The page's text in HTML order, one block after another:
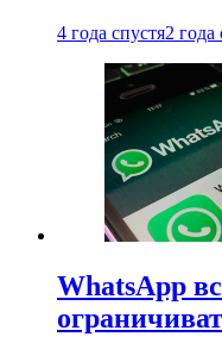
4 года спустя2 года
WhatsApp